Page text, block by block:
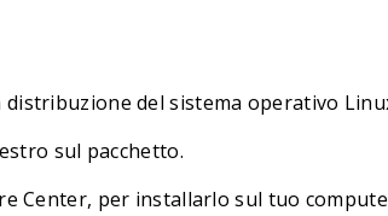
distribuzione del sistema operativo
sul pacchetto.
Center, per installarlo sul tuo